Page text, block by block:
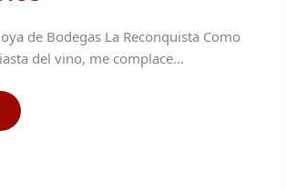
de Bodegas La Reconquista Como
del vino, me complace…